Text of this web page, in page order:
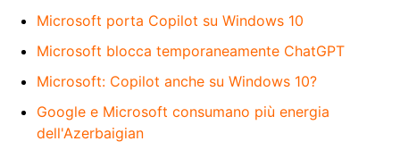
Microsoft porta Copilot su Windows 10
Microsoft blocca temporaneamente ChatGPT
Microsoft: Copilot anche su Windows 10?
Google e Microsoft consumano più energia
dell'Azerbaigian